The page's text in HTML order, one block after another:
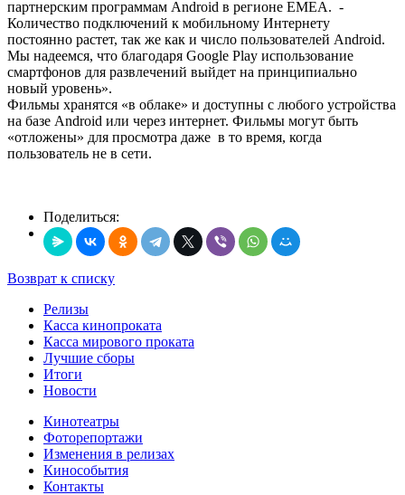
партнерским программам Android в регионе EMEA. -
Количество подключений к мобильному Интернету
постоянно растет, так же как и число пользователей Android.
Мы надеемся, что благодаря Google Play использование
смартфонов для развлечений выйдет на принципиально
новый уровень».
Фильмы хранятся «в облаке» и доступны с любого устройства
на базе Android или через интернет. Фильмы могут быть
«отложены» для просмотра даже в то время, когда
пользователь не в сети.
Поделиться:
Возврат к списку
Релизы
Касса кинопроката
Касса мирового проката
Лучшие сборы
Итоги
Новости
Кинотеатры
Фоторепортажи
Изменения в релизах
Кинособытия
Контакты